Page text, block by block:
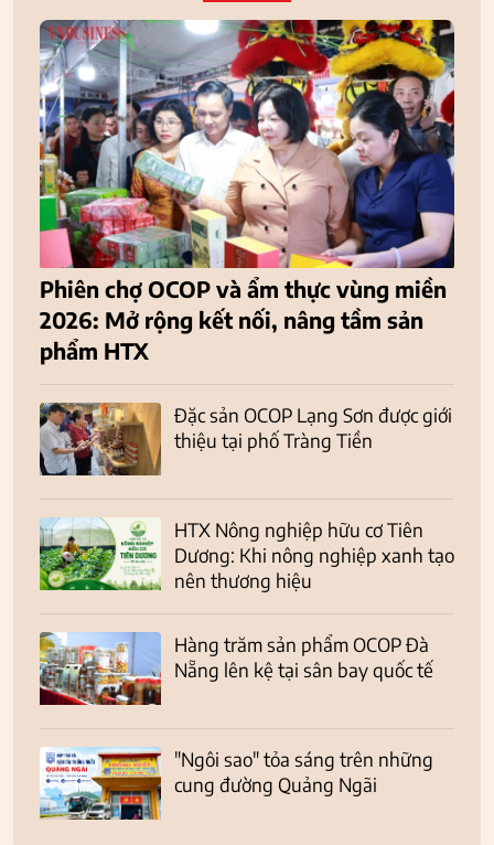
Phiên chợ OCOP và ẩm thực vùng miền
2026: Mở rộng kết nối, nâng tầm sản
phẩm HTX
Đặc sản OCOP Lạng Sơn được giới
thiệu tại phố Tràng Tiền
HTX Nông nghiệp hữu cơ Tiên
Dương: Khi nông nghiệp xanh tạo
nên thương hiệu
Hàng trăm sản phẩm OCOP Đà
Nẵng lên kệ tại sân bay quốc tế
"Ngôi sao" tỏa sáng trên những
cung đường Quảng Ngãi